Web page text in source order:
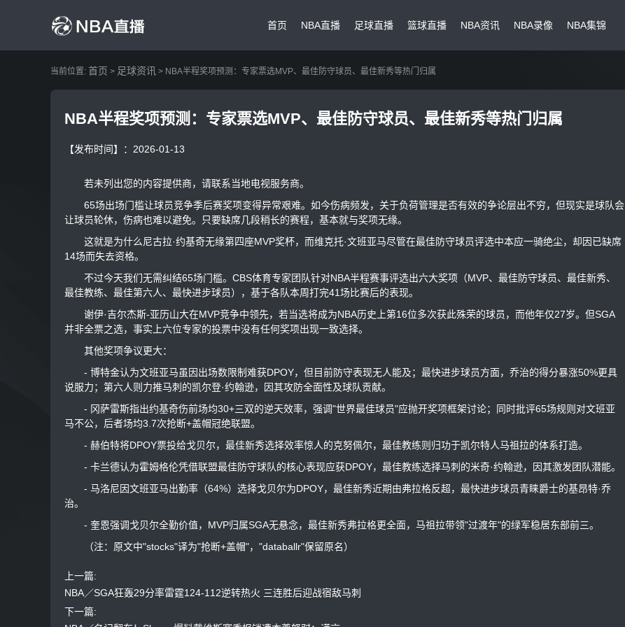
首页 NBA直播 足球直播 篮球直播 NBA资讯 NBA录像 NBA集锦
当前位置: 首页 > 足球资讯 > NBA半程奖项预测：专家票选MVP、最佳防守球员、最佳新秀等热门归属
NBA半程奖项预测：专家票选MVP、最佳防守球员、最佳新秀等热门归属
【发布时间】：2026-01-13
若未列出您的内容提供商，请联系当地电视服务商。
65场出场门槛让球员竞争季后赛奖项变得异常艰难。如今伤病频发，关于负荷管理是否有效的争论层出不穷，但现实是球队会
让球员轮休，伤病也难以避免。只要缺席几段稍长的赛程，基本就与奖项无缘。
这就是为什么尼古拉·约基奇无缘第四座MVP奖杯，而维克托·文班亚马尽管在最佳防守球员评选中本应一骑绝尘，却因已缺席
14场而失去资格。
不过今天我们无需纠结65场门槛。CBS体育专家团队针对NBA半程赛事评选出六大奖项（MVP、最佳防守球员、最佳新秀、
最佳教练、最佳第六人、最快进步球员），基于各队本周打完41场比赛后的表现。
谢伊·吉尔杰斯-亚历山大在MVP竞争中领先，若当选将成为NBA历史上第16位多次获此殊荣的球员，而他年仅27岁。但SGA
并非全票之选，事实上六位专家的投票中没有任何奖项出现一致选择。
其他奖项争议更大：
- 博特金认为文班亚马虽因出场数限制难获DPOY，但目前防守表现无人能及；最快进步球员方面，乔治的得分暴涨50%更具
说服力；第六人则力推马刺的凯尔登·约翰逊，因其攻防全面性及球队贡献。
- 冈萨雷斯指出约基奇伤前场均30+三双的逆天效率，强调"世界最佳球员"应抛开奖项框架讨论；同时批评65场规则对文班亚
马不公，后者场均3.7次抢断+盖帽冠绝联盟。
- 赫伯特将DPOY票投给戈贝尔，最佳新秀选择效率惊人的克努佩尔，最佳教练则归功于凯尔特人马祖拉的体系打造。
- 卡兰德认为霍姆格伦凭借联盟最佳防守球队的核心表现应获DPOY，最佳教练选择马刺的米奇·约翰逊，因其激发团队潜能。
- 马洛尼因文班亚马出勤率（64%）选择戈贝尔为DPOY，最佳新秀近期由弗拉格反超，最快进步球员青睐爵士的基昂特·乔
治。
- 奎恩强调戈贝尔全勤价值，MVP归属SGA无悬念，最佳新秀弗拉格更全面，马祖拉带领"过渡年"的绿军稳居东部前三。
（注：原文中"stocks"译为"抢断+盖帽"，"databallr"保留原名）
上一篇:
NBA／SGA狂轰29分率雷霆124-112逆转热火 三连胜后迎战宿敌马刺
下一篇: